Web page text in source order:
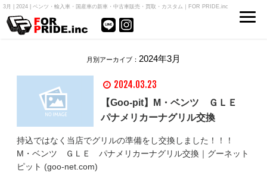
3月 | 2024 | ベンツ・輸入車・国産車の新車・中古車販売・買取・カスタム｜FOR PRIDE.inc
月別アーカイブ： 2024年3月
2024.03.23
【Goo-pit】M・ベンツ ＧＬＥ
パナメリカーナグリル交換
持込ではなく当店でグリルの準備をし交換しました！！！
M・ベンツ ＧＬＥ パナメリカーナグリル交換｜グーネット
ピット (goo-net.com)